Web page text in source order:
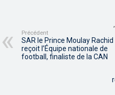
,
Précédent
SAR le Prince Moulay Rachid
reçoit l’Équipe nationale de
football, finaliste de la CAN